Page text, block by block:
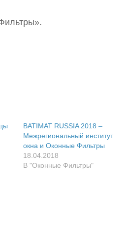
BATIMAT RUSSIA 2018 –
Межрегиональный институт
окна и Оконные Фильтры
18.04.2018
В "Оконные Фильтры"